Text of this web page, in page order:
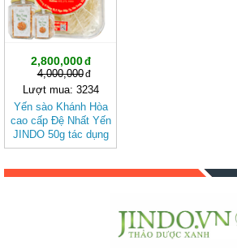
2,800,000
4,000,000
Lượt mua: 3234
Yến sào Khánh Hòa
cao cấp Đệ Nhất Yến
JINDO 50g tác dụng
tốt cho sức khỏe